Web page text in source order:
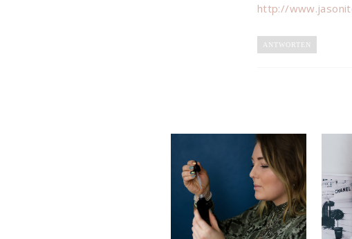
http://
ANTWORTEN